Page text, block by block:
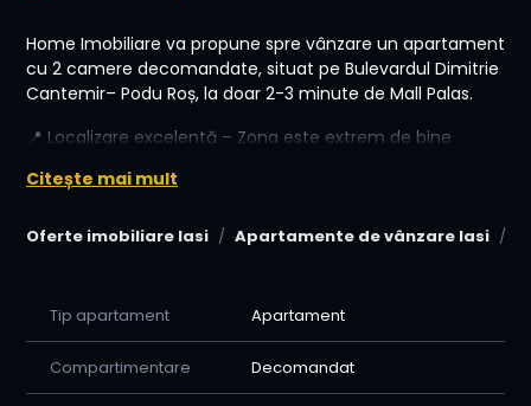
Oferte imobiliare Iasi Apartamente de vânzare Iasi
Home Imobiliare va propune spre vânzare un apartament
cu 2 camere decomandate, situat pe Bulevardul Dimitrie
Cantemir– Podu Roș, la doar 2-3 minute de Mall Palas.
📍 Localizare excelentă – Zona este extrem de bine
parcursul zilei
• Ideal pentru personalizare după propriul gust
• Loc de parcare inclus
• Potrivit atât pentru locuit, cât și pentru investiție
Citește mai mult
Tip apartament Apartament
Compartimentare Decomandat